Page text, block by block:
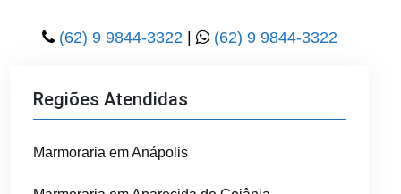
Regiões Atendidas
Marmoraria em Anápolis
(62) 9 9844-3322 | (62) 9 9844-3322